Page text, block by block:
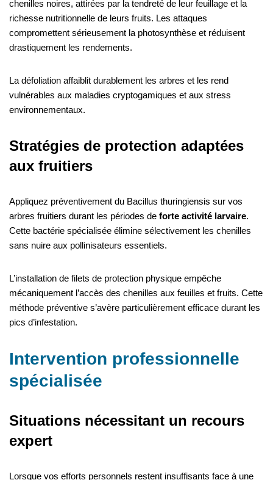
chenilles noires, attirées par la tendreté de leur feuillage et la
richesse nutritionnelle de leurs fruits. Les attaques
compromettent sérieusement la photosynthèse et réduisent
drastiquement les rendements.
La défoliation affaiblit durablement les arbres et les rend
vulnérables aux maladies cryptogamiques et aux stress
environnementaux.
Stratégies de protection adaptées
aux fruitiers
Appliquez préventivement du Bacillus thuringiensis sur vos
arbres fruitiers durant les périodes de forte activité larvaire.
Cette bactérie spécialisée élimine sélectivement les chenilles
sans nuire aux pollinisateurs essentiels.
L’installation de filets de protection physique empêche
mécaniquement l’accès des chenilles aux feuilles et fruits. Cette
méthode préventive s’avère particulièrement efficace durant les
pics d’infestation.
Intervention professionnelle
spécialisée
Situations nécessitant un recours
expert
Lorsque vos efforts personnels restent insuffisants face à une